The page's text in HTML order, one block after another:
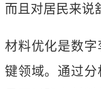
而且对居民来说
材料优化是数
键领域。通过